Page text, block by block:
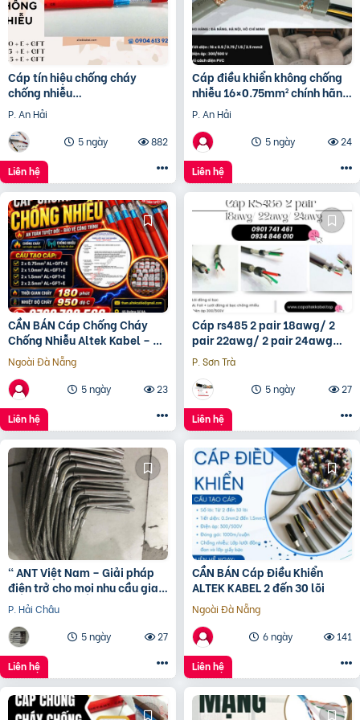
Cáp tín hiệu chống cháy
chống nhiễu
2×1.0mm2/2×1.5mm2/2×2.5mm2
Altek Kabel
P. An Hải
5 ngày
882
Liên hệ
Cáp điều khiển không chống
nhiễu 16×0.75mm² chính hãng
Altek Kabel Đà Nẵng, Huế
P. An Hải
5 ngày
24
Liên hệ
CẦN BÁN Cáp Chống Cháy
Chống Nhiễu Altek Kabel – An
Toàn Tuyệt Đối
Ngoài Đà Nẵng
5 ngày
23
Liên hệ
Cáp rs485 2 pair 18awg/ 2
pair 22awg/ 2 pair 24awg
Altek Kabel
P. Sơn Trà
5 ngày
27
Liên hệ
“ ANT Việt Nam – Giải pháp
điện trở cho mọi nhu cầu gia
nhiệt.”
P. Hải Châu
5 ngày
27
Liên hệ
CẦN BÁN Cáp Điều Khiển
ALTEK KABEL 2 đến 30 lõi
Ngoài Đà Nẵng
6 ngày
141
Liên hệ